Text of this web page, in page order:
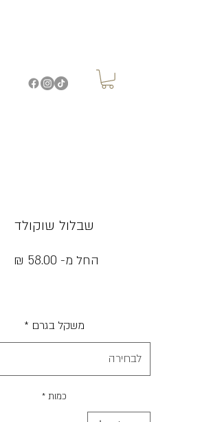
שבלול שוקולד
החל מ- 58.00 ₪
משקל בגרם *
לבחירה
כמות *